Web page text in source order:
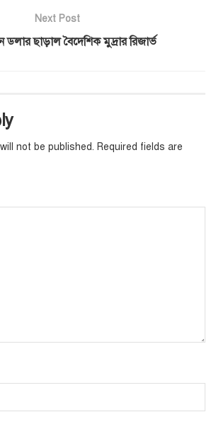
Next Post
ডলার ছাড়াল বৈদেশিক মুদ্রার রিজার্ভ
not be published. Required fields are